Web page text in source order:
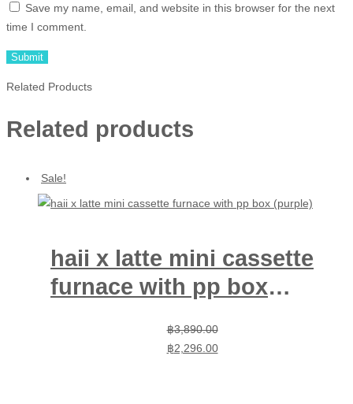
Save my name, email, and website in this browser for the next
time I comment.
Related Products
Related products
Sale!
haii x latte mini cassette
furnace with pp box
฿3,890.00
Original
price
฿2,296.00
Current
price